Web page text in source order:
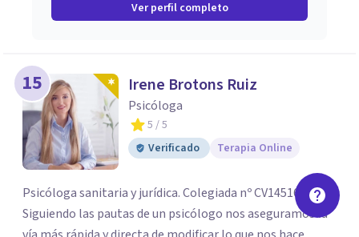
Ver perfil completo
15 Irene Brotons Ruiz
Psicóloga
5 / 5
Verificado
Terapia Online
Psicóloga sanitaria y jurídica. Colegiada nº CV14516.
Siguiendo las pautas de un psicólogo nos aseguramos la